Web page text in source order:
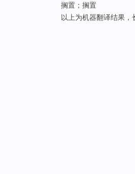
搁置；搁置
以上为机器翻译结果，